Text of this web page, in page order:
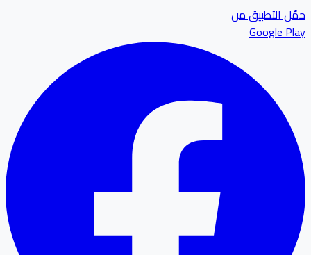
التطبيق من
Google